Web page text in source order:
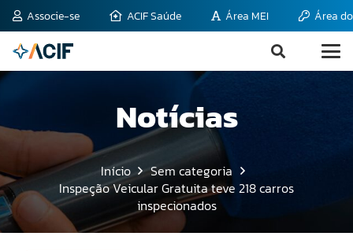
Associe-se ACIF Saúde Área MEI Área
Notícias
Início
Sem categoria
Inspeção Veicular Gratuita teve 218 carros
inspecionados